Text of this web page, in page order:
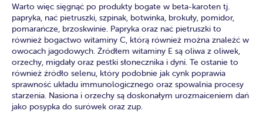
Warto więc sięgnąć po produkty bogate w beta-karoten tj.
papryka, nać pietruszki, szpinak, botwinka, brokuły, pomidor,
pomarańcze, brzoskwinie. Papryka oraz nać pietruszki to
również bogactwo witaminy C, którą również można znaleźć w
owocach jagodowych. Źródłem witaminy E są oliwa z oliwek,
orzechy, migdały oraz pestki słonecznika i dyni. Te ostanie to
również źródło selenu, który podobnie jak cynk poprawia
sprawność układu immunologicznego oraz spowalnia procesy
starzenia. Nasiona i orzechy są doskonałym urozmaiceniem dań
jako posypka do surówek oraz zup.